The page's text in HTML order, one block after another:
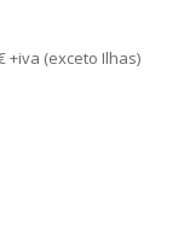
+iva (exceto Ilhas)